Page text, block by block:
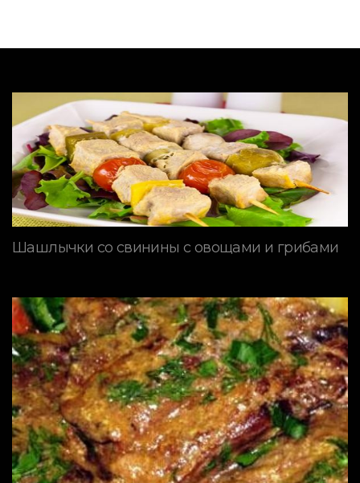
Шашлычки со свинины с овощами и грибами